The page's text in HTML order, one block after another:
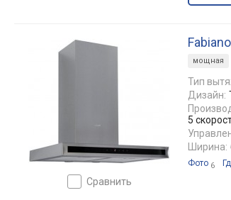
сравнить
мощная
Тип
Дизайн:
5
Ширина:
Фото 6